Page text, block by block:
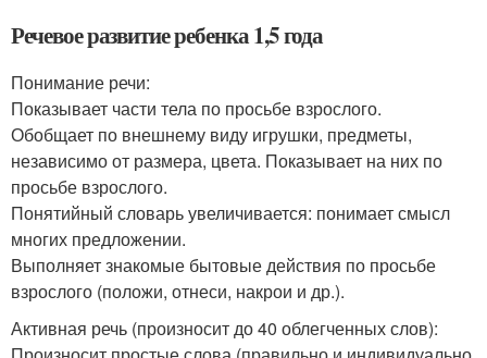
Речевое развитие ребенка 1,5 года
Понимание речи:
Показывает части тела по просьбе взрослого.
Обобщает по внешнему виду игрушки, предметы,
независимо от размера, цвета. Показывает на них по
просьбе взрослого.
Понятийный словарь увеличивается: понимает смысл
многих предложении.
Выполняет знакомые бытовые действия по просьбе
взрослого (положи, отнеси, накрои и др.).
Активная речь (произносит до 40 облегченных слов):